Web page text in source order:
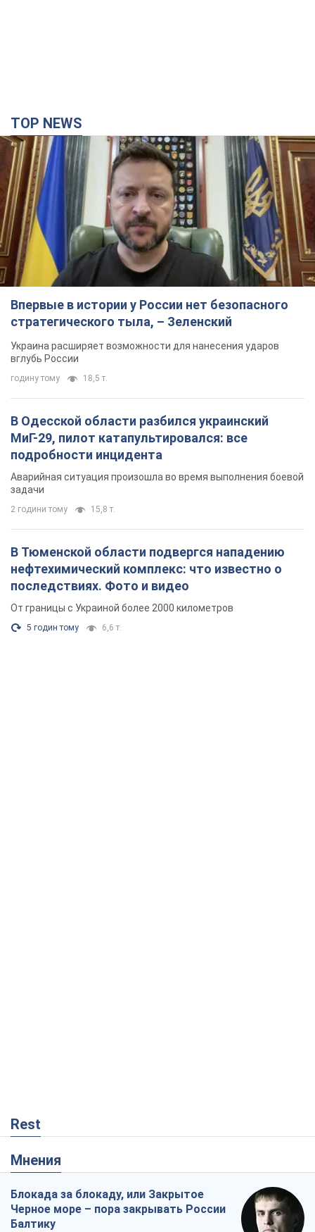
TOP NEWS
Впервые в истории у России нет безопасного
стратегического тыла, – Зеленский
Украина расширяет возможности для нанесения ударов
вглубь России
годину тому 18,5 т.
В Одесской области разбился украинский
МиГ-29, пилот катапультировался: все
подробности инцидента
Аварийная ситуация произошла во время выполнения боевой
задачи
2 години тому 15,8 т.
В Тюменской области подвергся нападению
нефтехимический комплекс: что известно о
последствиях. Фото и видео
От границы с Украиной более 2000 километров
5 годин тому 6,6 т.
Rest
Мнения
Блокада за блокаду, или Закрытое
Черное море – пора закрывать России
Балтику